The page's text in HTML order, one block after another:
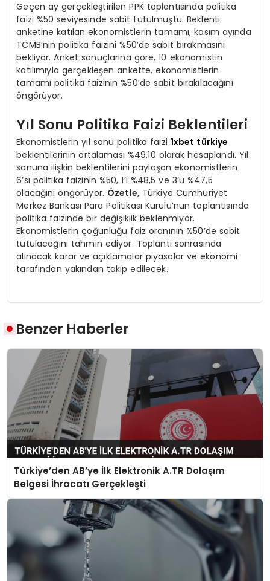
Geçen ay gerçekleştirilen PPK toplantısında politika
faizi %50 seviyesinde sabit tutulmuştu. Beklenti
anketine katılan ekonomistlerin tamamı, kasım ayında
TCMB’nin politika faizini %50’de sabit bırakmasını
bekliyor. Anket sonuçlarına göre, 10 ekonomistin
katılımıyla gerçekleşen ankette, ekonomistlerin
tamamı politika faizinin %50’de sabit bırakılacağını
öngörüyor.
Yıl Sonu Politika Faizi Beklentileri
Ekonomistlerin yıl sonu politika faizi 1xbet türkiye
beklentilerinin ortalaması %49,10 olarak hesaplandı. Yıl
sonuna ilişkin beklentilerini paylaşan ekonomistlerin
6’sı politika faizinin %50, 1’i %48,5 ve 3’ü %47,5
olacağını öngörüyor. Özetle, Türkiye Cumhuriyet
Merkez Bankası Para Politikası Kurulu’nun toplantısında
politika faizinde bir değişiklik beklenmiyor.
Ekonomistlerin çoğunluğu faiz oranının %50’de sabit
tutulacağını tahmin ediyor. Toplantı sonrasında
alınacak karar ve açıklamalar piyasalar ve ekonomi
tarafından yakından takip edilecek.
Benzer Haberler
Türkiye’den AB’ye İlk Elektronik A.TR Dolaşım
Belgesi İhracatı Gerçekleşti